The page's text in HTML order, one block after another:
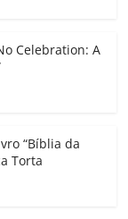
Celebration: A
“Bíblia da
Torta